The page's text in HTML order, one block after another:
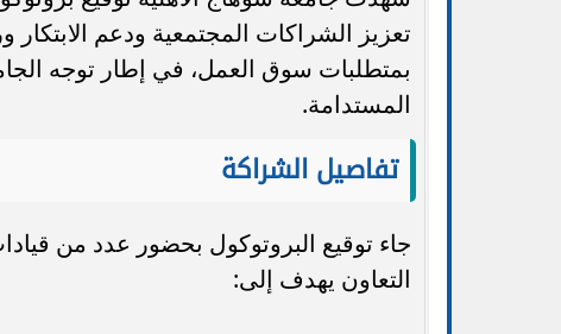
تعزيز الشراكات المجتمعية ودعم الابتكار
بمتطلبات سوق العمل، في إطار توجه
المستدامة.
تفاصيل الشراكة
جاء توقيع البروتوكول بحضور عدد من
التعاون يهدف إلى:
الرغبات أكثر من مرة حتى الأحد...